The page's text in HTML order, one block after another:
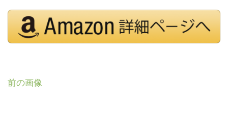
ズ
前の画像